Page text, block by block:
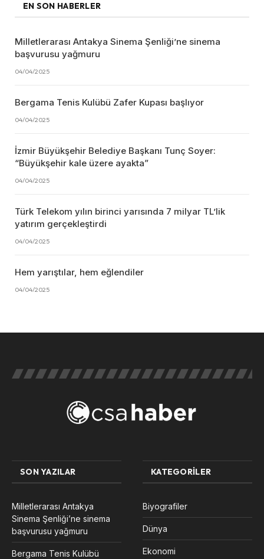
EN SON HABERLER
Milletlerarası Antakya Sinema Şenliği’ne sinema
başvurusu yağmuru
04/04/2025
Bergama Tenis Kulübü Zafer Kupası başlıyor
04/04/2025
İzmir Büyükşehir Belediye Başkanı Tunç Soyer:
“Büyükşehir kale üzere ayakta”
04/04/2025
Türk Telekom yılın birinci yarısında 7 milyar TL’lik
yatırım gerçekleştirdi
04/04/2025
Hem yarıştılar, hem eğlendiler
04/04/2025
SON YAZILAR
Milletlerarası Antakya
Sinema Şenliği’ne sinema
başvurusu yağmuru
Bergama Tenis Kulübü
KATEGORILER
Biyografiler
Dünya
Ekonomi